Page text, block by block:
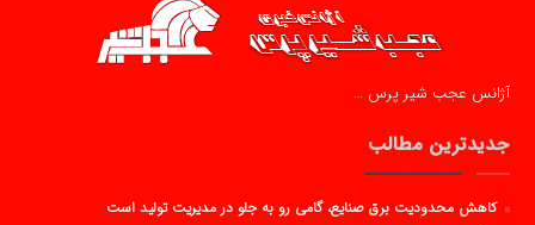
آژانس عجب شیر پرس …
جدیدترین مطالب
کاهش محدودیت برق صنایع، گامی رو به جلو در مدیریت تولید است